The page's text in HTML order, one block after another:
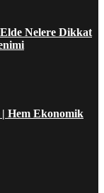
Nelere Dikkat
Hem Ekonomik